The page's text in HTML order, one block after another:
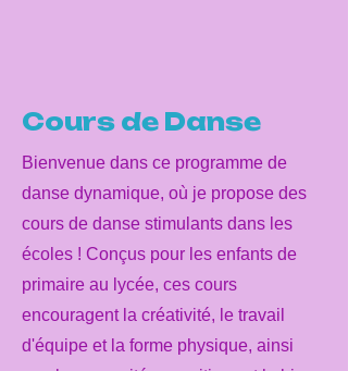
Cours de Danse
Bienvenue dans ce programme de
danse dynamique, où je propose des
cours de danse stimulants dans les
écoles ! Conçus pour les enfants de
primaire au lycée, ces cours
encouragent la créativité, le travail
d'équipe et la forme physique, ainsi